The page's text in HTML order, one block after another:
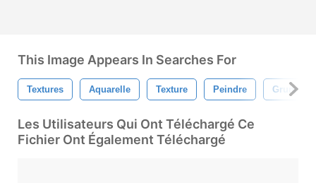
This Image Appears In Searches For
Textures Aquarelle Texture Peindre Grunge
Les Utilisateurs Qui Ont Téléchargé Ce
Fichier Ont Également Téléchargé